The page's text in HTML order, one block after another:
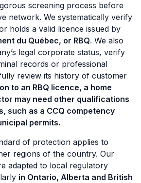
screening process before
network. We systematically verify
holds a valid licence issued by
du Québec, or RBQ. We also
legal corporate status, verify
records or professional
review its history of customer
to an RBQ licence, a home
may need other qualifications
such as a CCQ competency
permits.
of protection applies to
regions of the country. Our
adapted to local regulatory
in Ontario, Alberta and British